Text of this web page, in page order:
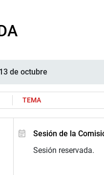
de octubre
TEMA
Sesión de la
Sesión reservada.